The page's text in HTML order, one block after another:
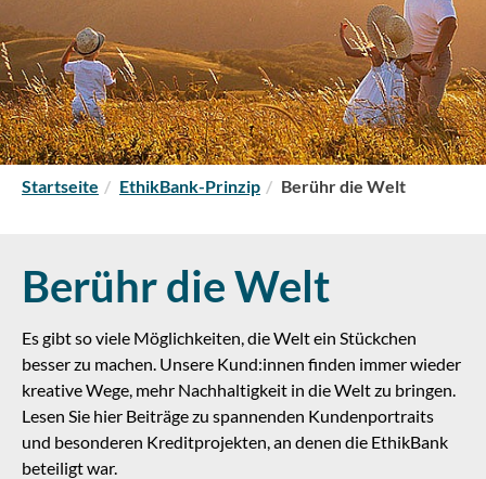
S
i
n
d
h
i
e
r
:
Startseite EthikBank-Prinzip Berühr die Welt
Berühr die Welt
Es gibt so viele Möglichkeiten, die Welt ein Stückchen
besser zu machen. Unsere Kund:innen finden immer wieder
kreative Wege, mehr Nachhaltigkeit in die Welt zu bringen.
Lesen Sie hier Beiträge zu spannenden Kundenportraits
und besonderen Kreditprojekten, an denen die EthikBank
beteiligt war.